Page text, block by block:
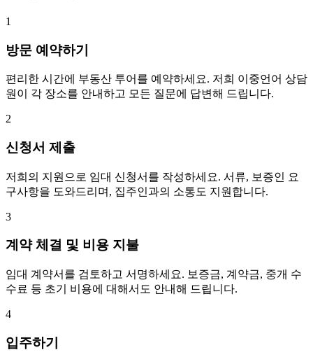
1
방문 예약하기
편리한 시간에 부동산 투어를 예약하세요. 저희 이중언어 상담
원이 각 장소를 안내하고 모든 질문에 답변해 드립니다.
2
신청서 제출
저희의 지원으로 임대 신청서를 작성하세요. 서류, 보증인 요
구사항을 도와드리며, 집주인과의 소통도 지원합니다.
3
계약 체결 및 비용 지불
임대 계약서를 검토하고 서명하세요. 보증금, 계약금, 중개 수
수료 등 초기 비용에 대해서도 안내해 드립니다.
4
입주하기